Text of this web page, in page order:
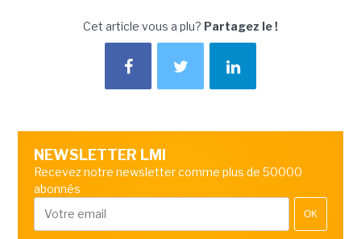
Cet article vous a plu? Partagez le !
NEWSLETTER LMI
Recevez notre newsletter comme plus de 50000
abonnés
OK